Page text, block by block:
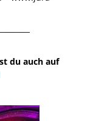
du auch auf